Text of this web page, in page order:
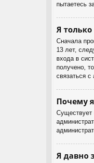
пытаетесь
Я
Сначала
13 лет,
входа в
получено,
связаться с
Почему
Существует
Я давно